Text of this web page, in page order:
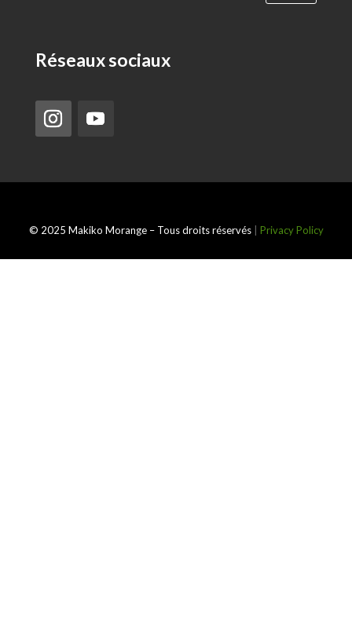
Réseaux sociaux
© 2025 Makiko Morange – Tous droits réservés Privacy Policy